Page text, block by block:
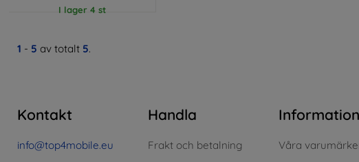
I lager 4 st
1 - 5 av totalt 5.
Kontakt
info@top4mobile.eu
Handla
Frakt och betalning
Information
Våra